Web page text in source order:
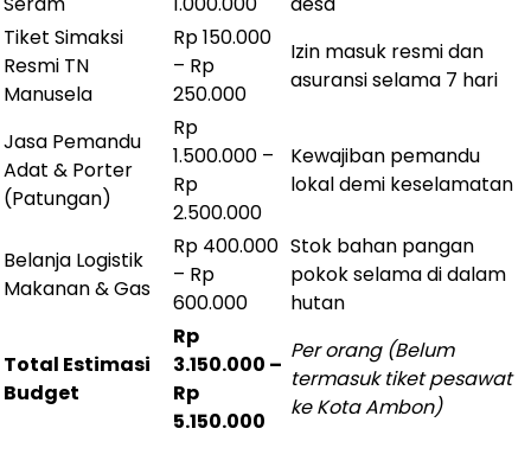
Tiket Simaksi
Resmi TN
Manusela
Rp 150.000
– Rp
250.000
Izin masuk resmi dan
asuransi selama 7 hari
Jasa Pemandu
Adat & Porter
(Patungan)
Rp
1.500.000 –
Rp
2.500.000
Kewajiban pemandu
lokal demi keselamatan
Belanja Logistik
Makanan & Gas
Rp 400.000
– Rp
600.000
Stok bahan pangan
pokok selama di dalam
hutan
Total Estimasi
Budget
Rp
3.150.000 –
Rp
5.150.000
Per orang (Belum
termasuk tiket pesawat
ke Kota Ambon)